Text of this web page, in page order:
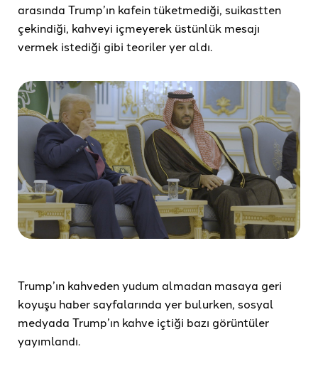
arasında Trump’ın kafein tüketmediği, suikastten
çekindiği, kahveyi içmeyerek üstünlük mesajı
vermek istediği gibi teoriler yer aldı.
Trump’ın kahveden yudum almadan masaya geri
koyuşu haber sayfalarında yer bulurken, sosyal
medyada Trump’ın kahve içtiği bazı görüntüler
yayımlandı.